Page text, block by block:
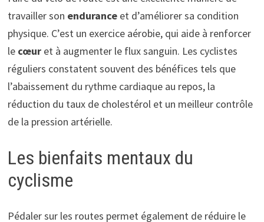
travailler son enduranceet d’améliorer sa condition
physique. C’est un exercice aérobie, qui aide à renforcer
le cœuret à augmenter le flux sanguin. Les cyclistes
réguliers constatent souvent des bénéfices tels que
l’abaissement du rythme cardiaque au repos, la
réduction du taux de cholestérol et un meilleur contrôle
de la pression artérielle.
Les bienfaits mentaux du
cyclisme
Pédaler sur les routes permet également de réduire le